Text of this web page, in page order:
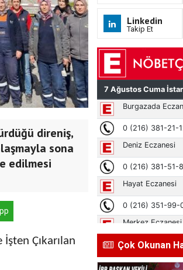
direniş,
sona
edilmesi
Çıkarılan
Linkedin
Takip Et
Çok Okunan